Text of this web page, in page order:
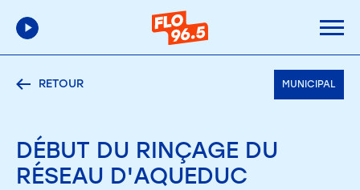
RETOUR MUNICIPAL
DÉBUT DU RINÇAGE DU
RÉSEAU D'AQUEDUC